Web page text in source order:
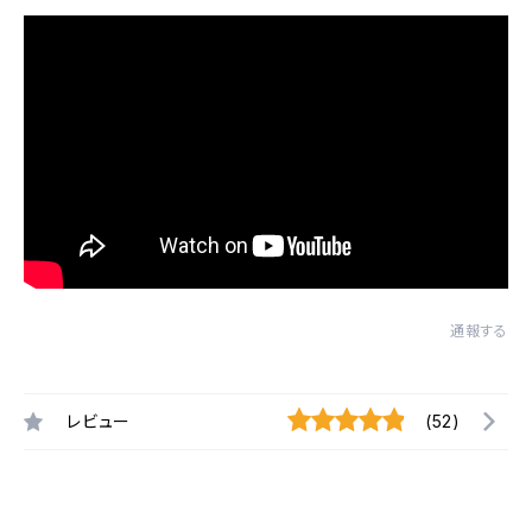
通報する
レビュー (52)